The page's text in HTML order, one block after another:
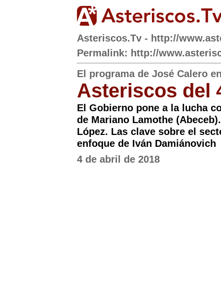
Asteriscos.Tv - http://
Permalink: http://
El programa de José Calero
Asteriscos del
El Gobierno pone a la lucha
de Mariano Lamothe
López. Las clave sobre el
enfoque de Iván Damiánovich
4 de abril de 2018